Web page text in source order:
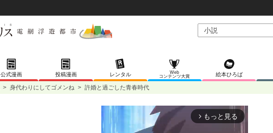
公式漫画 投稿漫画 レンタル
Web
コンテンツ大賞
絵本ひろば
> 身代わりにしてゴメンね > 許婚と過ごした青春時代
arrow_forward_ios もっと見る